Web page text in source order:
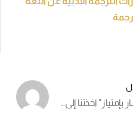
اخذتنا إلى…